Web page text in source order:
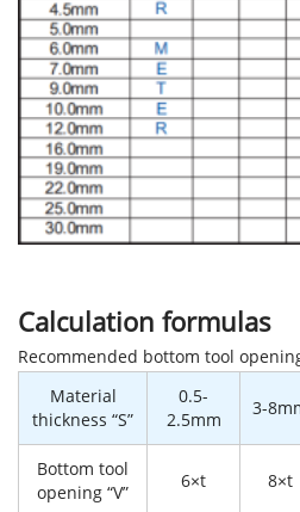
Calculation formulas
Recommended bottom tool
Material
thickness “S”
0.5-
2.5mm
3-
Bottom tool
opening “V”
6×t 8×t